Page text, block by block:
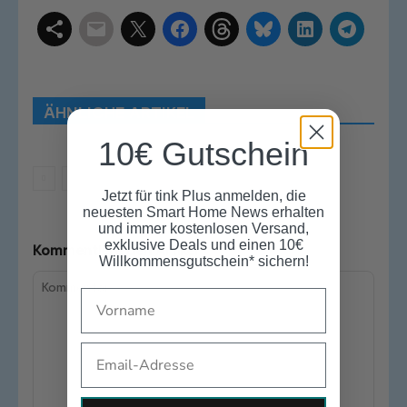
ÄHNLICHE ARTIKEL
Mehr
Kommentiere den Artikel
10€ Gutschein
Jetzt für tink Plus anmelden, die
neuesten Smart Home News erhalten
und immer kostenlosen Versand,
exklusive Deals und einen 10€
Willkommensgutschein* sichern!